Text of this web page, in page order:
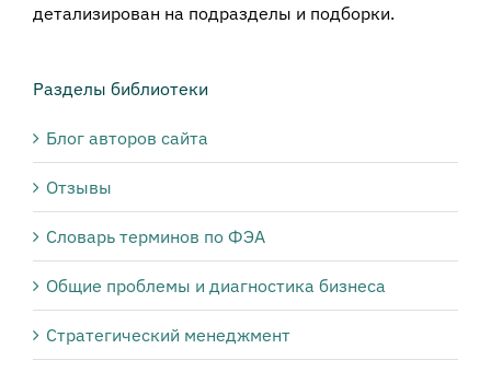
детализирован на подразделы и подборки.
Разделы библиотеки
Блог авторов сайта
Отзывы
Словарь терминов по ФЭА
Общие проблемы и диагностика бизнеса
Стратегический менеджмент